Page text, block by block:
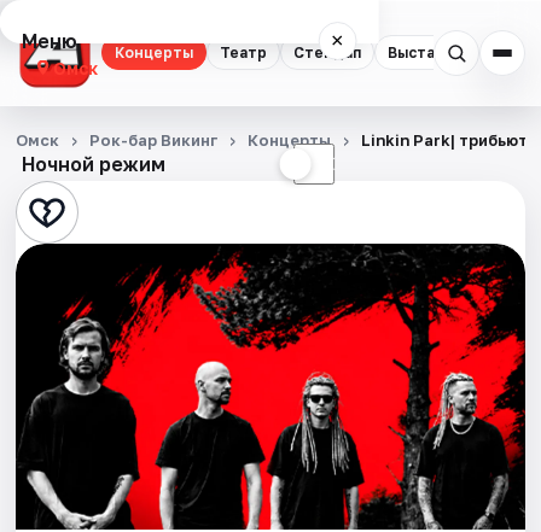
Концерты Театр Стендап Выставки
Меню ×
Омск
Концерты
Театр
Стендап
Выставки
Квесты
Экскурсии
Спорт
События
Ночной режим ☾
Омск Рок-бар Викинг Концерты Linkin Park| трибьют|